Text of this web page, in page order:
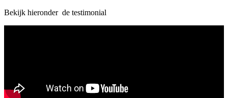
Bekijk hieronder de testimonial